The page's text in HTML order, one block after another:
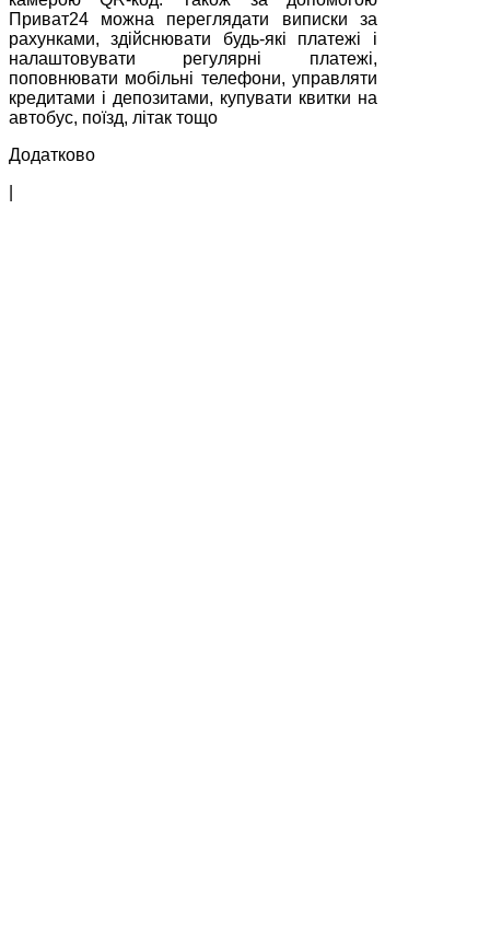
Приват24 можна переглядати виписки за
рахунками, здійснювати будь-які платежі і
налаштовувати регулярні платежі,
поповнювати мобільні телефони, управляти
кредитами і депозитами, купувати квитки на
автобус, поїзд, літак тощо
Додатково